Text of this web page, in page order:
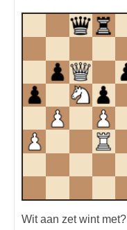
Wit aan zet wint met?